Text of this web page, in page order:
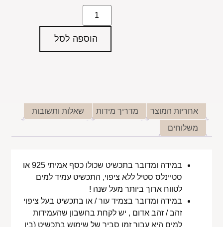
הוספה לסל
אחריות המוצר מדריך מידות
שאלות ותשובות
משלוחים
במידה ומדובר בתכשיט שכולו כסף אמיתי 925 או
סטיינלס סטיל ללא ציפוי, התכשיט עמיד למים
לטווח ארוך ביותר מעל שנה !
במידה ומדובר בצמיד עור / או בתכשיט בעל ציפוי
זהב / זהב אדום , יש לקחת בחשבון שהעמידות
למים היא עבור זמן סביר של שימוש בתכשיט (בין